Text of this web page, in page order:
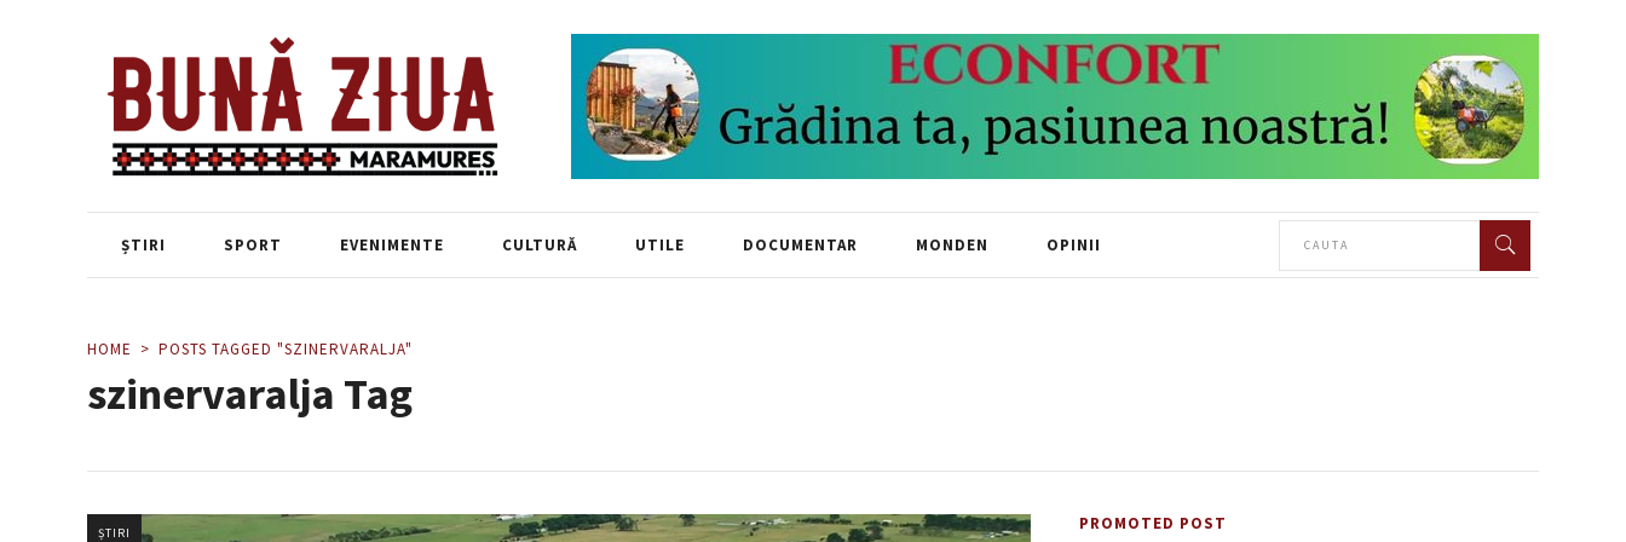
ȘTIRI SPORT EVENIMENTE CULTURĂ UTILE DOCUMENTAR MONDEN OPINII
HOME POSTS TAGGED "SZINERVARALJA"
szinervaralja Tag
ȘTIRI PROMOTED POST